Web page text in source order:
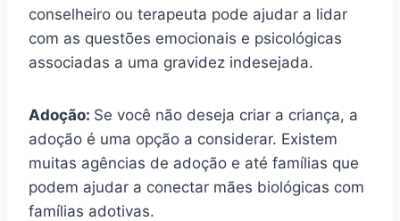
conselheiro ou terapeuta pode ajudar a lidar
com as questões emocionais e psicológicas
associadas a uma gravidez indesejada.
Adoção: Se você não deseja criar a criança, a
adoção é uma opção a considerar. Existem
muitas agências de adoção e até famílias que
podem ajudar a conectar mães biológicas com
famílias adotivas.